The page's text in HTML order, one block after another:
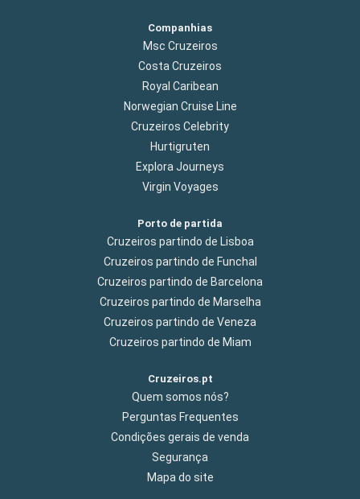
Companhias
Msc Cruzeiros
Costa Cruzeiros
Royal Caribean
Norwegian Cruise Line
Cruzeiros Celebrity
Hurtigruten
Explora Journeys
Virgin Voyages
Porto de partida
Cruzeiros partindo de Lisboa
Cruzeiros partindo de Funchal
Cruzeiros partindo de Barcelona
Cruzeiros partindo de Marselha
Cruzeiros partindo de Veneza
Cruzeiros partindo de Miam
Cruzeiros.pt
Quem somos nós?
Perguntas Frequentes
Condições gerais de venda
Segurança
Mapa do site